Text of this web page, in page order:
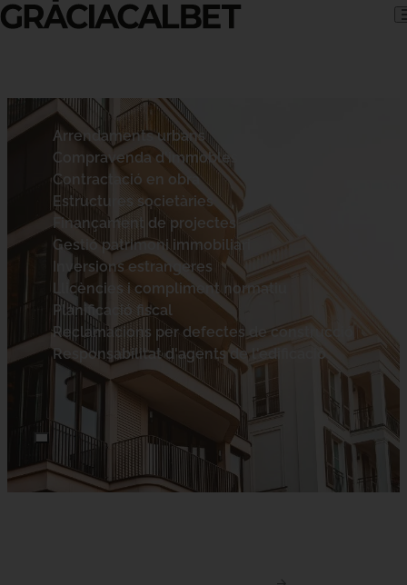
Skip to content
Arrendaments urbans
Compravenda d'immobles
Contractació en obra
Estructures societàries
Finançament de projectes
Gestió patrimoni immobiliari
Inversions estrangeres
Llicències i compliment normatiu
Planificació fiscal
Reclamacions per defectes de construcció
Responsabilitat d'agents de l'edificació